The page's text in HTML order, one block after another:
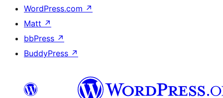
WordPress.com ↗
Matt ↗
bbPress ↗
BuddyPress ↗